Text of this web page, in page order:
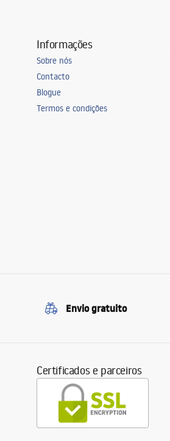
Informações
Sobre nós
Contacto
Blogue
Termos e condições
Envio gratuito
Certificados e parceiros